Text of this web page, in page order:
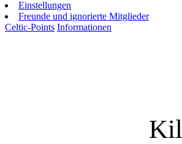
Einstellungen
Freunde und ignorierte Mitglieder
Celtic-Points Informationen